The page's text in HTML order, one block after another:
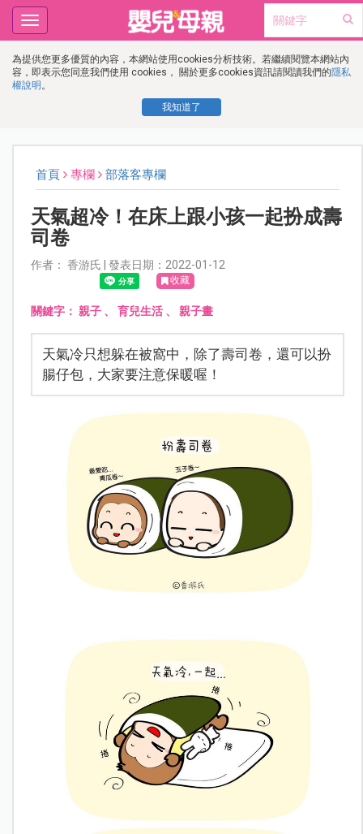
為提供您更多優質的內容，本網站使用cookies分析技術。若繼續閱覽本網站內
容，即表示您同意我們使用 cookies， 關於更多cookies資訊請閱讀我們的隱私
權說明 。
我知道了
Toggle
navigation
首頁 專欄 部落客專欄
天氣超冷！在床上跟小孩一起扮成壽
司卷
作者： 香游氏 | 發表日期：2022-01-12
收藏
關鍵字： 親子、 育兒生活、 親子畫
天氣冷只想躲在被窩中，除了壽司卷，還可以扮
腸仔包，大家要注意保暖喔！